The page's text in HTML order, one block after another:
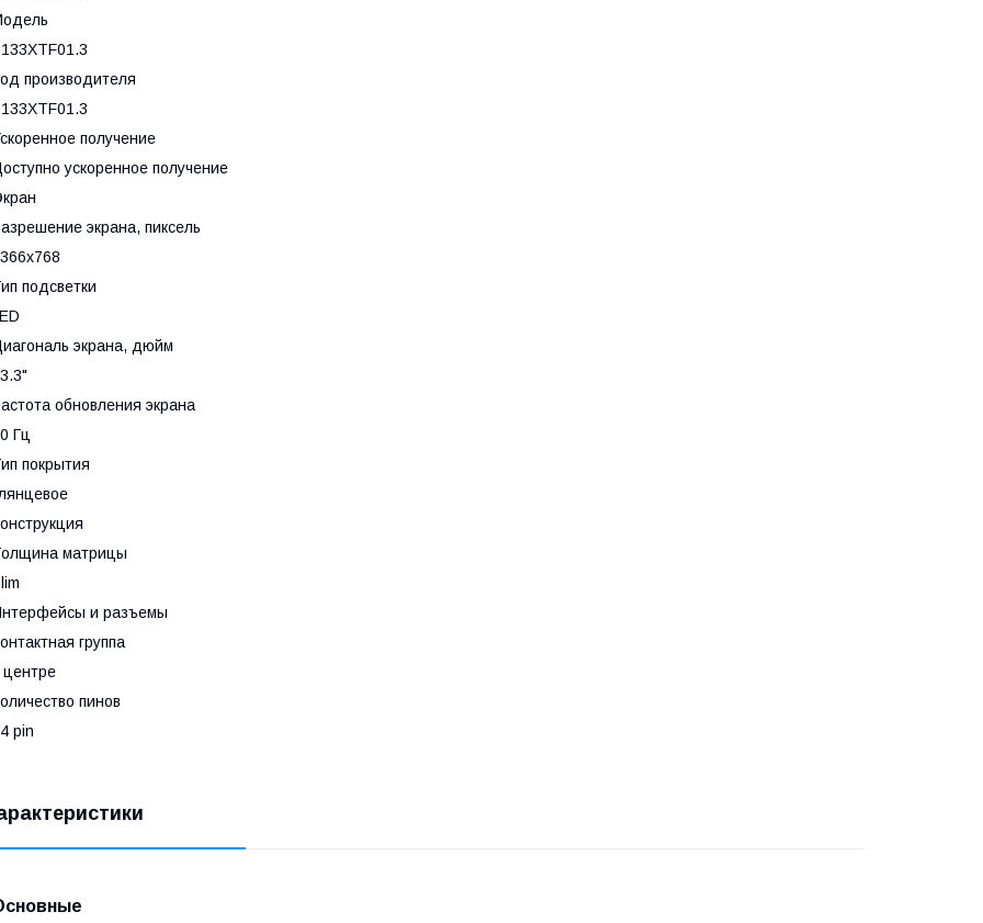
производителя
получение
ускоренное получение
экрана, пиксель
подсветки
экрана, дюйм
обновления экрана
Гц
покрытия
матрицы
и разъемы
группа
центре
пинов
pin